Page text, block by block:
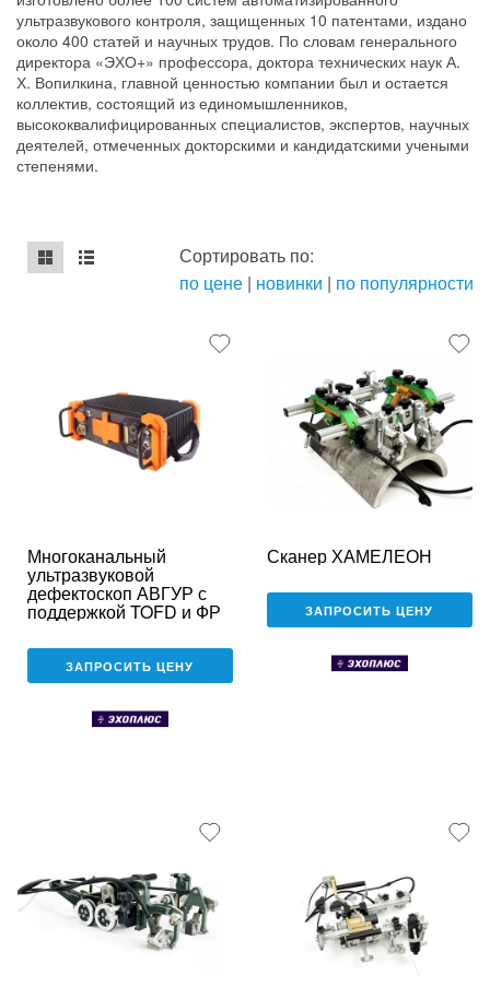
ультразвукового контроля, защищенных 10 патентами, издано
около 400 статей и научных трудов. По словам генерального
директора «ЭХО+» профессора, доктора технических наук А.
Х. Вопилкина, главной ценностью компании был и остается
коллектив, состоящий из единомышленников,
высококвалифицированных специалистов, экспертов, научных
деятелей, отмеченных докторскими и кандидатскими учеными
степенями.
mse2_chunk_default
mse2_chunk_alternate
Сортировать по:
по цене | новинки | по популярности
Многоканальный
ультразвуковой
дефектоскоп АВГУР с
поддержкой TOFD и ФР
ЗАПРОСИТЬ ЦЕНУ
Сканер ХАМЕЛЕОН
ЗАПРОСИТЬ ЦЕНУ